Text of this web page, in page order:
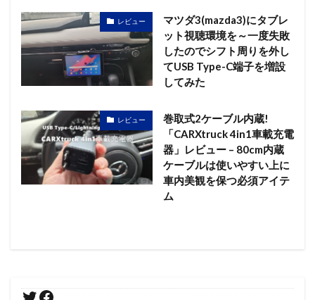
レビュー
マツダ3(mazda3)にタブレ
ット視聴環境を～一度失敗
したのでシフト周りを外し
てUSB Type-C端子を増設
してみた
レビュー
巻取式2ケーブル内蔵!
「CARXtruck 4in1車載充電
器」レビュー – 80cm内蔵
ケーブルは使いやすい上に
車内美観を保つ必須アイテ
ム